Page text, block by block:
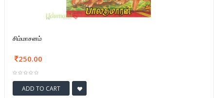
சிம்மாசனம்
250.00
ADD TO CART